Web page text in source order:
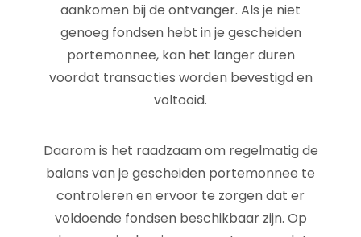
aankomen bij de ontvanger. Als je niet
genoeg fondsen hebt in je gescheiden
portemonnee, kan het langer duren
voordat transacties worden bevestigd en
voltooid.
Daarom is het raadzaam om regelmatig de
balans van je gescheiden portemonnee te
controleren en ervoor te zorgen dat er
voldoende fondsen beschikbaar zijn. Op